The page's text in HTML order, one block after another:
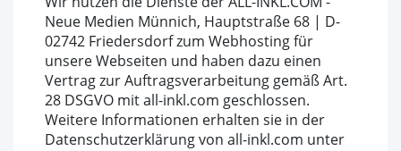
Neue Medien Münnich, Hauptstraße 68 | D-
02742 Friedersdorf zum Webhosting für
unsere Webseiten und haben dazu einen
Vertrag zur Auftragsverarbeitung gemäß Art.
28 DSGVO mit all-inkl.com geschlossen.
Weitere Informationen erhalten sie in der
Datenschutzerklärung von all-inkl.com unter